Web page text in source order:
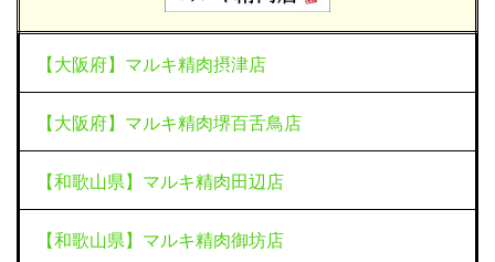
【大阪府】マルキ精肉摂津店
【大阪府】マルキ精肉堺百舌鳥店
【和歌山県】マルキ精肉田辺店
【和歌山県】マルキ精肉御坊店